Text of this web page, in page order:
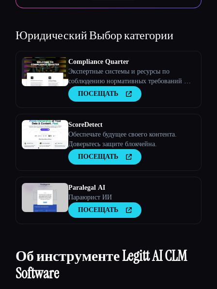
ЮридическийВыбор категории
Compliance Quarter
Экспертные системы и ресурсы по
соблюдению нормативных требований —
квартал соответствия нормативным
требованиям
ПОСЕЩАТЬ
ScoreDetect
Обеспечьте будущее своего контента.
Доверьтесь защите блокчейна.
ПОСЕЩАТЬ
Paralegal AI
Параюрист ИИ
ПОСЕЩАТЬ
Об инструменте Legitt AI CLM
Software